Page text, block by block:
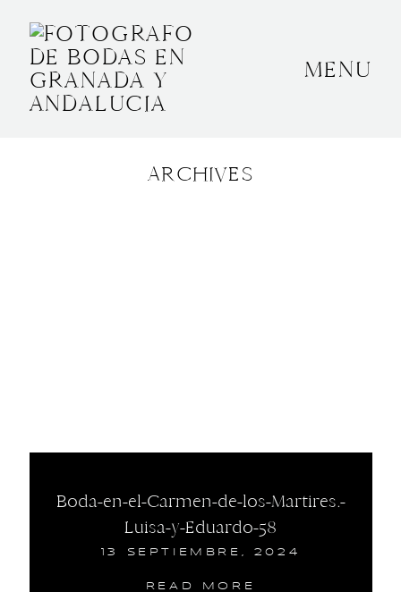
MENU
ARCHIVES
Boda-en-el-Carmen-de-los-Martires.-
Luisa-y-Eduardo-58
13 SEPTIEMBRE, 2024
READ MORE
BODAS